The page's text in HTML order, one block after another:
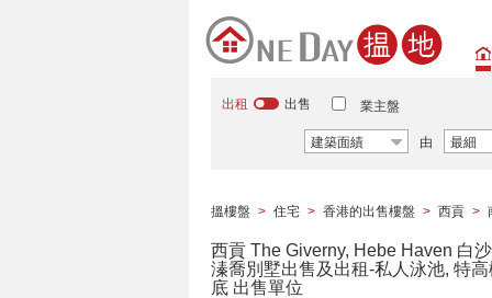
出租 出售 業主盤
建築面績 由 最細
搵樓盤 > 住宅 > 香港的出售樓盤 > 西貢 >
西貢 The Giverny, Hebe Haven 白
溱喬別墅出售及出租-私人泳池, 特高
底 出售單位